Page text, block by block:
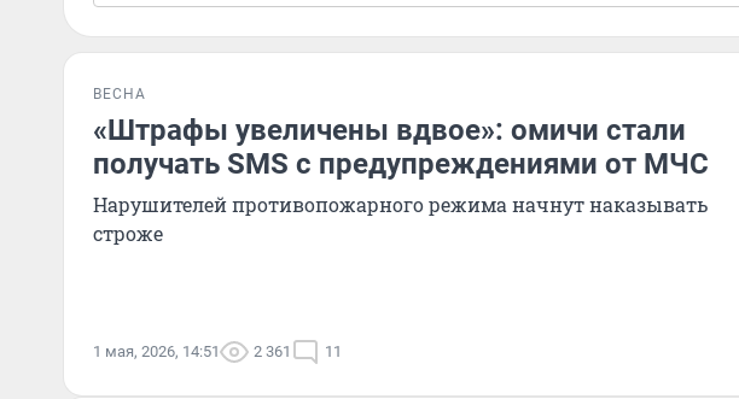
ВЕСНА
«Штрафы увеличены вдвое»: омичи стали
получать SMS с предупреждениями от МЧС
Нарушителей противопожарного режима начнут наказывать
строже
1 мая, 2026, 14:51 2 361 11